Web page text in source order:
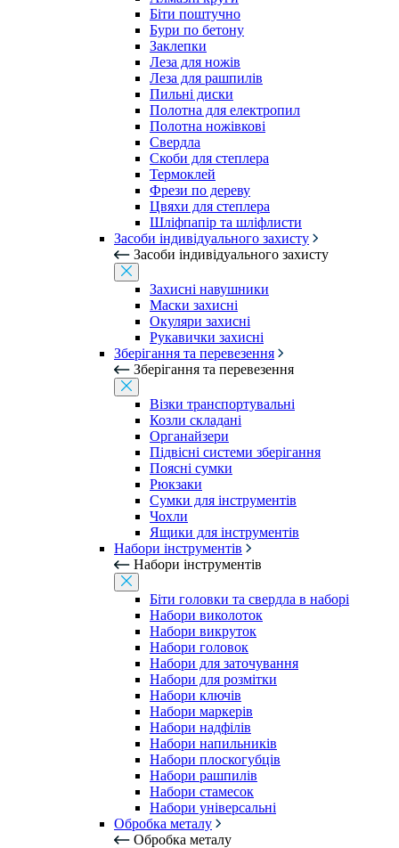
Біти поштучно
Бури по бетону
Заклепки
Леза для ножів
Леза для рашпилів
Пильні диски
Полотна для електропил
Полотна ножівкові
Свердла
Скоби для степлера
Термоклей
Фрези по дереву
Цвяхи для степлера
Шліфпапір та шліфлисти
Засоби індивідуального захисту
Засоби індивідуального захисту
Захисні навушники
Маски захисні
Окуляри захисні
Рукавички захисні
Зберігання та перевезення
Зберігання та перевезення
Візки транспортувальні
Козли складані
Органайзери
Підвісні системи зберігання
Поясні сумки
Рюкзаки
Сумки для інструментів
Чохли
Ящики для інструментів
Набори інструментів
Набори інструментів
Біти головки та свердла в наборі
Набори виколоток
Набори викруток
Набори головок
Набори для заточування
Набори для розмітки
Набори ключів
Набори маркерів
Набори надфілів
Набори напильників
Набори плоскогубців
Набори рашпилів
Набори стамесок
Набори універсальні
Обробка металу
Обробка металу